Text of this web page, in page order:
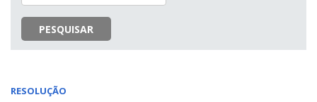
PESQUISAR
RESOLUÇÃO